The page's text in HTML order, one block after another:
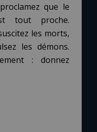
que le
tout proche.
les morts,
les démons.
: donnez